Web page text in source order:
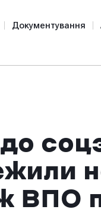
Документування
ВПО